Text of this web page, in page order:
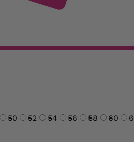
50 52 54 56 58 60